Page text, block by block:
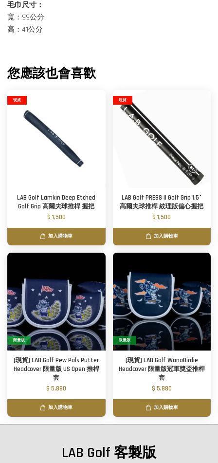
毛巾尺寸：
寬：99公分
高：41公分
您應該也會喜歡
現貨
LAB Golf Lamkin Deep Etched
Golf Grip 高爾夫球推桿 握把
$ 1,500
加入購物車
現貨
LAB Golf PRESS II Golf Grip 1.5°
高爾夫球推桿 紋理版偏心握把
$ 1,500
加入購物車
限量版
[現貨] LAB Golf Pew Pals Putter
Headcover 限量版 US Open 推桿
套
$ 5,880
加入購物車
限量版
[現貨] LAB Golf WanaBirdie
Headcover 限量版冠軍獎盃推桿
套
$ 5,880
加入購物車
LAB Golf 客製版